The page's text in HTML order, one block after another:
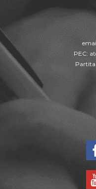
PEC:
Partita